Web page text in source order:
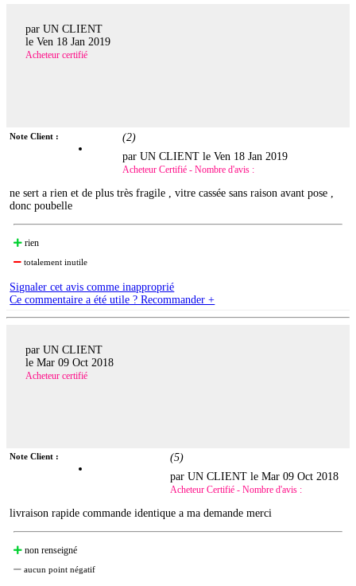
par UN CLIENT
le Ven 18 Jan 2019
Acheteur certifié
Note Client : (2)
par UN CLIENT leVen 18 Jan 2019
Acheteur Certifié - Nombre d'avis :
ne sert a rien et de plus très fragile , vitre cassée sans raison avant pose ,
donc poubelle
rien
totalement inutile
Signaler cet avis comme inapproprié
Ce commentaire a été utile ? Recommander +
par UN CLIENT
le Mar 09 Oct 2018
Acheteur certifié
Note Client : (5)
par UN CLIENT leMar 09 Oct 2018
Acheteur Certifié - Nombre d'avis :
livraison rapide commande identique a ma demande merci
non renseigné
aucun point négatif